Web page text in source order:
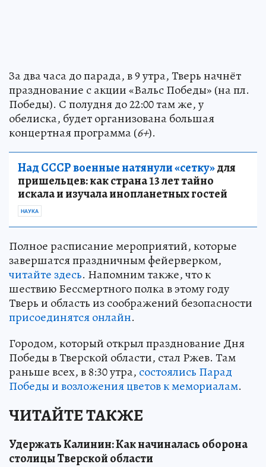
За два часа до парада, в 9 утра, Тверь начнёт
празднование с акции «Вальс Победы» (на пл.
Победы). С полудня до 22:00 там же, у
обелиска, будет организована большая
концертная программа (6+).
Над СССР военные натянули «сетку»для
пришельцев: как страна 13 лет тайно
искала и изучала инопланетных гостей
НАУКА
Полное расписание мероприятий, которые
завершатся праздничным фейерверком,
читайте здесь. Напомним также, что к
шествию Бессмертного полка в этому году
Тверь и область из соображений безопасности
присоединятся онлайн.
Городом, который открыл празднование Дня
Победы в Тверской области, стал Ржев. Там
раньше всех, в 8:30 утра, состоялись Парад
Победы и возложения цветов к мемориалам.
ЧИТАЙТЕ ТАКЖЕ
Удержать Калинин: Как начиналась оборона
столицы Тверской области